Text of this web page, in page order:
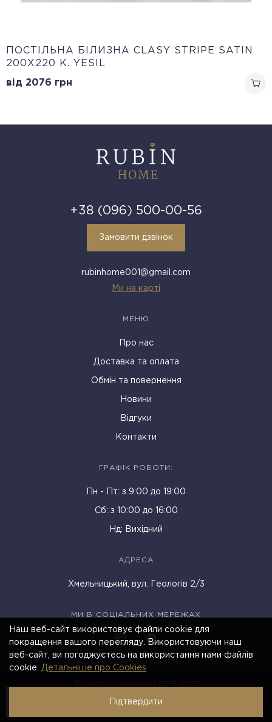
ПОСТІЛЬНА БІЛИЗНА CLASY STRIPE SATIN
200Х220 K. YESIL
від 2076 грн
+38 (096) 500-00-56
Замовити дзвінок
rubinhome001@gmail.com
Ми на карті
МЕНЮ
Про нас
Доставка та оплата
Обмін та повернення
Новини
Відгуки
Контакти
ГРАФІК РОБОТИ:
Пн - Пт: з 9:00 до 19:00
Cб: з 10:00 до 16:00
Нд: Вихідний
АДРЕСА
Хмельницький, вул. Геологів 2/3
МИ В СОЦІАЛЬНИХ МЕРЕЖАХ
Наш веб-сайт використовує файли cookie для
покращення вашого перегляду. Використовуючи наш
веб-сайт, ви погоджуєтесь на використання нами файлів
cookie. Детальніше про Cookies
Підтвердити